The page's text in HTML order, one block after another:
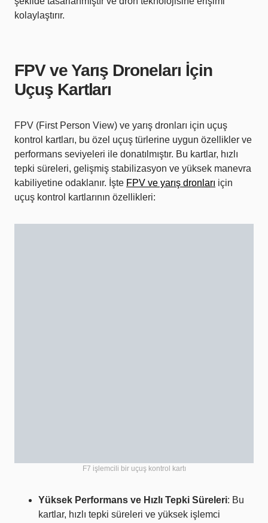
kolaylaştırır.
FPV ve Yarış Droneları İçin
Uçuş Kartları
FPV (First Person View) ve yarış dronları için uçuş
kontrol kartları, bu özel uçuş türlerine uygun özellikler ve
performans seviyeleri ile donatılmıştır. Bu kartlar, hızlı
tepki süreleri, gelişmiş stabilizasyon ve yüksek manevra
kabiliyetine odaklanır. İşte FPV ve yarış dronları için
uçuş kontrol kartlarının özellikleri:
F7 işlemcili bir uçuş kontrol kartı
Yüksek Performans ve Hızlı Tepki Süreleri: Bu
kartlar, hızlı tepki süreleri ve yüksek işlemci